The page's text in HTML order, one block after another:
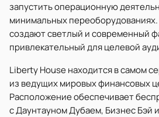
запустить операционную
минимальных
создают светлый и современный
привлекательный для целевой
Liberty House находится в самом
из ведущих мировых финансовых
Расположение обеспечивает
с Даунтауном Дубаем, Бизнес Бэй